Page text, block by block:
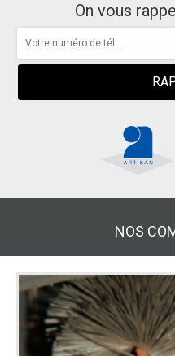
On vous
NOS